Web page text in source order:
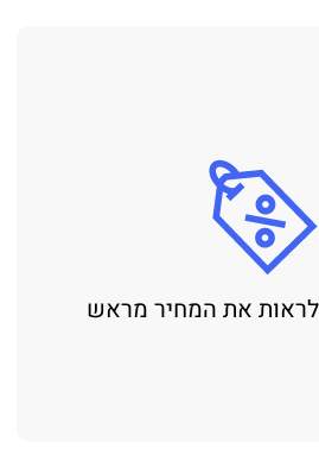
את המחיר מראש